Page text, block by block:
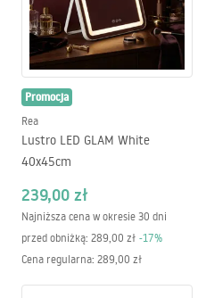
Promocja
Rea
Lustro LED GLAM White
40x45cm
239,00 zł
Najniższa cena w okresie 30 dni
przed obniżką: 289,00 zł -17%
Cena regularna: 289,00 zł